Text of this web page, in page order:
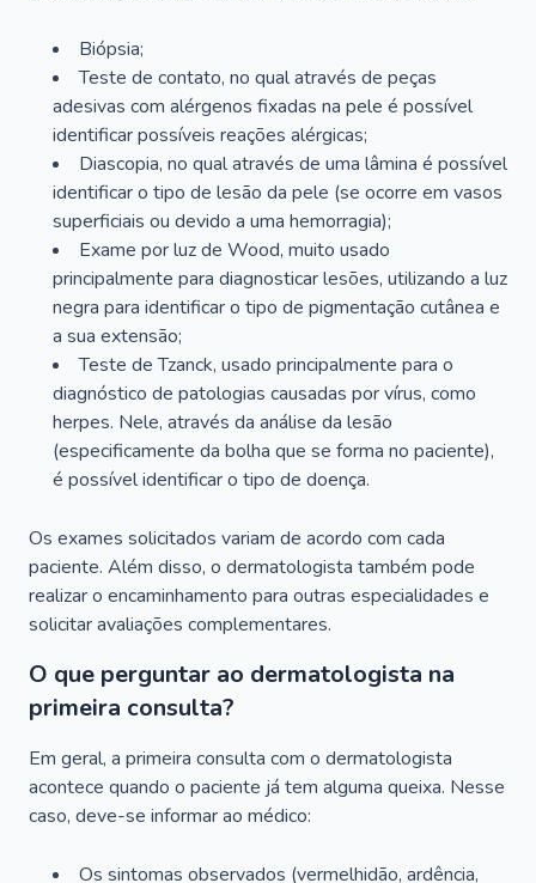
Biópsia;
Teste de contato, no qual através de peças
adesivas com alérgenos fixadas na pele é possível
identificar possíveis reações alérgicas;
Diascopia, no qual através de uma lâmina é possível
identificar o tipo de lesão da pele (se ocorre em vasos
superficiais ou devido a uma hemorragia);
Exame por luz de Wood, muito usado
principalmente para diagnosticar lesões, utilizando a luz
negra para identificar o tipo de pigmentação cutânea e
a sua extensão;
Teste de Tzanck, usado principalmente para o
diagnóstico de patologias causadas por vírus, como
herpes. Nele, através da análise da lesão
(especificamente da bolha que se forma no paciente),
é possível identificar o tipo de doença.
Os exames solicitados variam de acordo com cada
paciente. Além disso, o dermatologista também pode
realizar o encaminhamento para outras especialidades e
solicitar avaliações complementares.
O que perguntar ao dermatologista na
primeira consulta?
Em geral, a primeira consulta com o dermatologista
acontece quando o paciente já tem alguma queixa. Nesse
caso, deve-se informar ao médico:
Os sintomas observados (vermelhidão, ardência,